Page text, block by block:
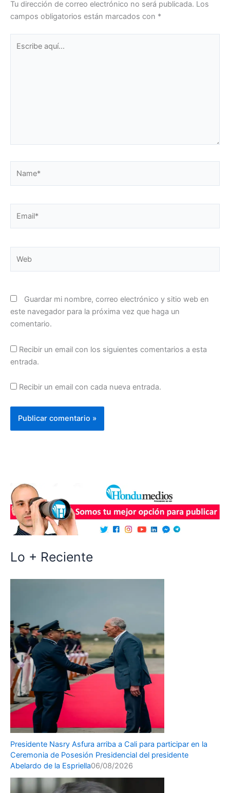
Tu dirección de correo electrónico no será publicada. Los
campos obligatorios están marcados con *
aquí...
Guardar mi nombre, correo electrónico y sitio web en
este navegador para la próxima vez que haga un
comentario.
Recibir un email con los siguientes comentarios a esta
entrada.
Recibir un email con cada nueva entrada.
Lo + Reciente
Presidente Nasry Asfura arriba a Cali para participar en la
Ceremonia de Posesión Presidencial del presidente
Abelardo de la Espriella06/08/2026